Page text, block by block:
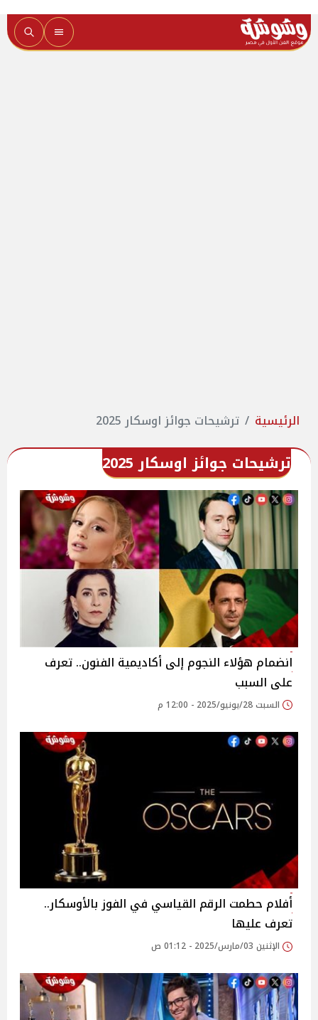
الرئيسية ترشيحات جوائز اوسكار 2025
ترشيحات جوائز اوسكار 2025
انضمام هؤلاء النجوم إلى أكاديمية الفنون.. تعرف
على السبب
السبت 28/يونيو/2025 - 12:00 م
أفلام حطمت الرقم القياسي في الفوز بالأوسكار..
تعرف عليها
الإثنين 03/مارس/2025 - 01:12 ص